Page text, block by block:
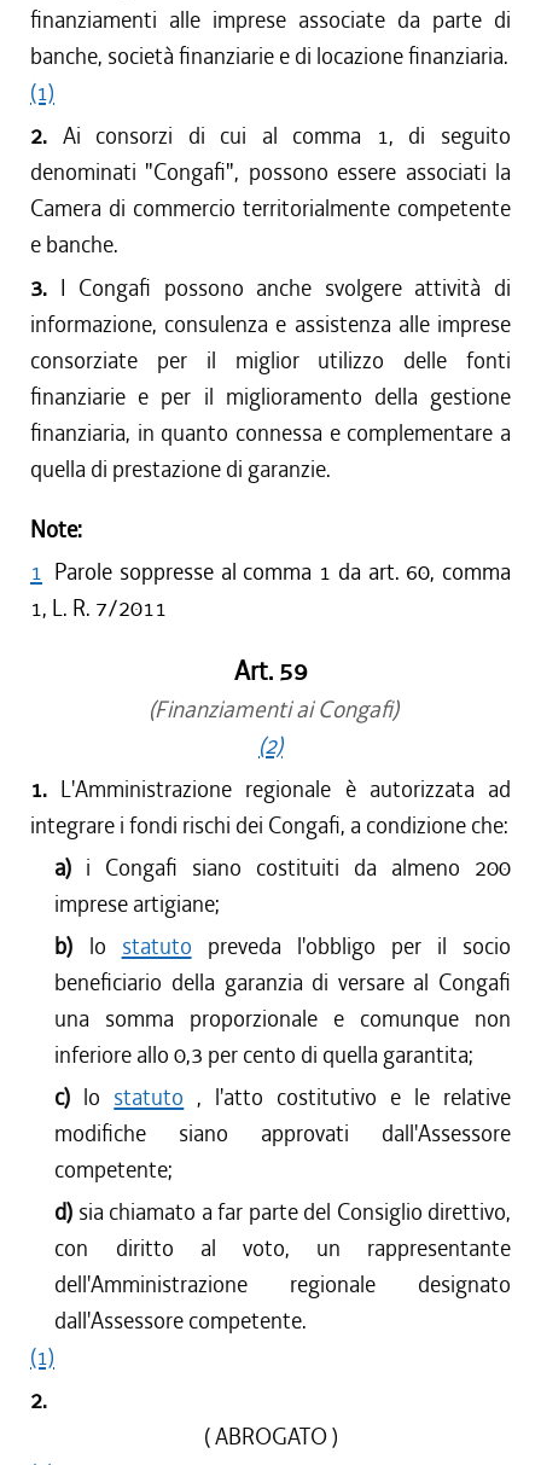
finanziamenti alle imprese associate da parte di
banche, società finanziarie e di locazione finanziaria.
(1)
2. Ai consorzi di cui al comma 1, di seguito
denominati "Congafi", possono essere associati la
Camera di commercio territorialmente competente
e banche.
3. I Congafi possono anche svolgere attività di
informazione, consulenza e assistenza alle imprese
consorziate per il miglior utilizzo delle fonti
finanziarie e per il miglioramento della gestione
finanziaria, in quanto connessa e complementare a
quella di prestazione di garanzie.
Note:
1 Parole soppresse al comma 1 da art. 60, comma
1, L. R. 7/2011
Art. 59
(Finanziamenti ai Congafi)
(2)
1. L'Amministrazione regionale è autorizzata ad
integrare i fondi rischi dei Congafi, a condizione che:
a) i Congafi siano costituiti da almeno 200
imprese artigiane;
b) lo statuto preveda l'obbligo per il socio
beneficiario della garanzia di versare al Congafi
una somma proporzionale e comunque non
inferiore allo 0,3 per cento di quella garantita;
c) lo statuto , l'atto costitutivo e le relative
modifiche siano approvati dall'Assessore
competente;
d) sia chiamato a far parte del Consiglio direttivo,
con diritto al voto, un rappresentante
dell'Amministrazione regionale designato
dall'Assessore competente.
(1)
2.
( ABROGATO )